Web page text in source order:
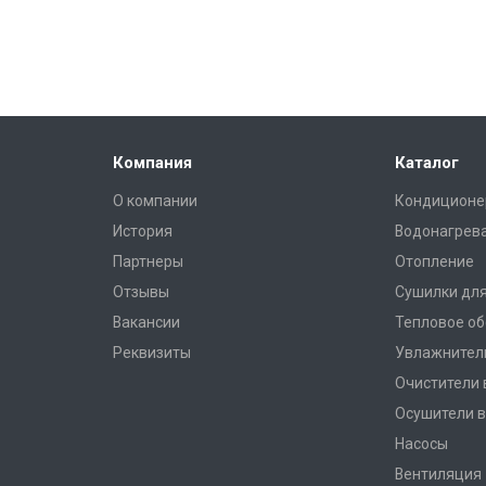
Компания
О компании
История
Партнеры
Отзывы
Вакансии
Реквизиты
Каталог
Отопление
Сушилки
Тепловое
Очистители
Осушители
Насосы
Вентиляция